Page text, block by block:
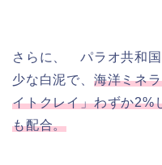
さらに、 パラオ共和
少な白泥で、 海洋ミネ
イトクレイ」わずか2%
も配合。